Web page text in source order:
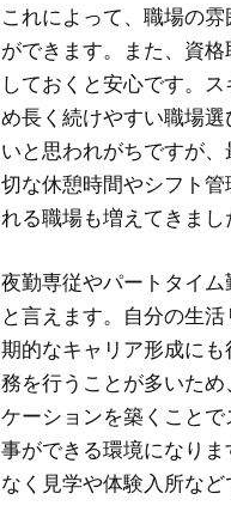
これによって、職場の
ができます。また、資
しておくと安心です。
め長く続けやすい職場
いと思われがちですが
切な休憩時間やシフト
れる職場も増えてきまし
夜勤専従やパートタイ
と言えます。自分の生
期的なキャリア形成に
務を行うことが多いた
ケーションを築くこと
事ができる環境になり
なく見学や体験入所など